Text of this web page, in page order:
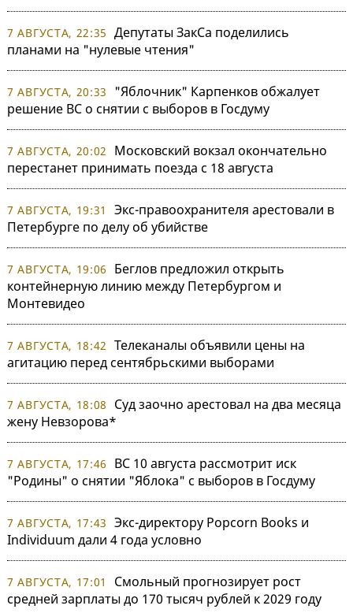
7 АВГУСТА, 22:35 Депутаты ЗакСа поделились
планами на "нулевые чтения"
7 АВГУСТА, 20:33
"Яблочник" Карпенков обжалует
решение ВС о снятии с выборов в Госдуму
7 АВГУСТА, 20:02
Московский вокзал окончательно
перестанет принимать поезда с 18 августа
7 АВГУСТА, 19:31
Экс-правоохранителя арестовали в
Петербурге по делу об убийстве
7 АВГУСТА, 19:06
Беглов предложил открыть
контейнерную линию между Петербургом и
Монтевидео
7 АВГУСТА, 18:42 Телеканалы объявили цены на
агитацию перед сентябрьскими выборами
7 АВГУСТА, 18:08
Суд заочно арестовал на два месяца
жену Невзорова*
7 АВГУСТА, 17:46
ВС 10 августа рассмотрит иск
"Родины" о снятии "Яблока" с выборов в Госдуму
7 АВГУСТА, 17:43 Экс-директору Popcorn Books и
Individuum дали 4 года условно
7 АВГУСТА, 17:01
Смольный прогнозирует рост
средней зарплаты до 170 тысяч рублей к 2029 году